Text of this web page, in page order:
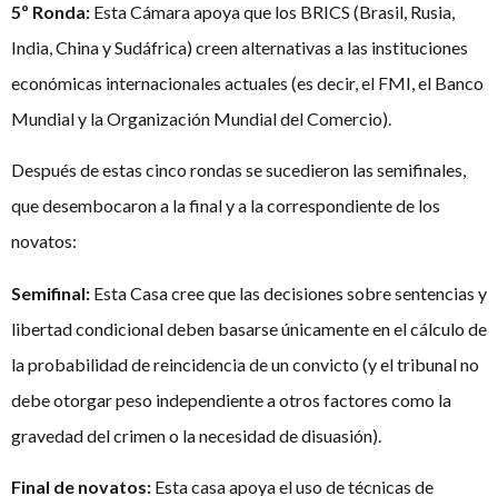
5º Ronda: Esta Cámara apoya que los BRICS (Brasil, Rusia,
India, China y Sudáfrica) creen alternativas a las instituciones
económicas internacionales actuales (es decir, el FMI, el Banco
Mundial y la Organización Mundial del Comercio).
Después de estas cinco rondas se sucedieron las semifinales,
que desembocaron a la final y a la correspondiente de los
novatos:
Semifinal: Esta Casa cree que las decisiones sobre sentencias y
libertad condicional deben basarse únicamente en el cálculo de
la probabilidad de reincidencia de un convicto (y el tribunal no
debe otorgar peso independiente a otros factores como la
gravedad del crimen o la necesidad de disuasión).
Final de novatos: Esta casa apoya el uso de técnicas de